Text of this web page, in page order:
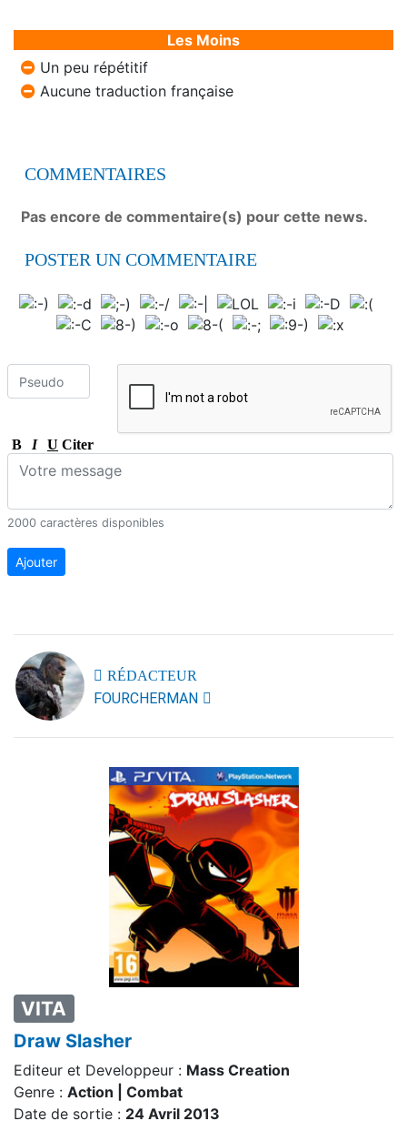
RÉDACTEUR
FOURCHERMAN
VITA
Draw Slasher
Editeur et Developpeur : Mass Creation
Genre : Action | Combat
Date de sortie : 24 Avril 2013
Les Moins
Un peu répétitif
Aucune traduction française
COMMENTAIRES
Pas encore de commentaire(s) pour cette news.
POSTER UN COMMENTAIRE
B I U Citer
2000 caractères disponibles
Ajouter